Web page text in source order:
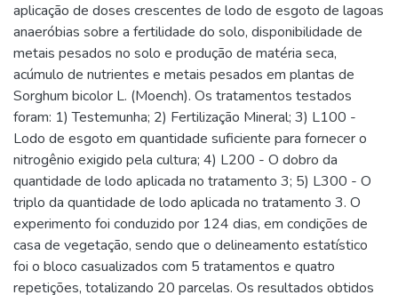
aplicação de doses crescentes de lodo de esgoto de lagoas
anaeróbias sobre a fertilidade do solo, disponibilidade de
metais pesados no solo e produção de matéria seca,
acúmulo de nutrientes e metais pesados em plantas de
Sorghum bicolor L. (Moench). Os tratamentos testados
foram: 1) Testemunha; 2) Fertilização Mineral; 3) L100 -
Lodo de esgoto em quantidade suficiente para fornecer o
nitrogênio exigido pela cultura; 4) L200 - O dobro da
quantidade de lodo aplicada no tratamento 3; 5) L300 - O
triplo da quantidade de lodo aplicada no tratamento 3. O
experimento foi conduzido por 124 dias, em condições de
casa de vegetação, sendo que o delineamento estatístico
foi o bloco casualizados com 5 tratamentos e quatro
repetições, totalizando 20 parcelas. Os resultados obtidos